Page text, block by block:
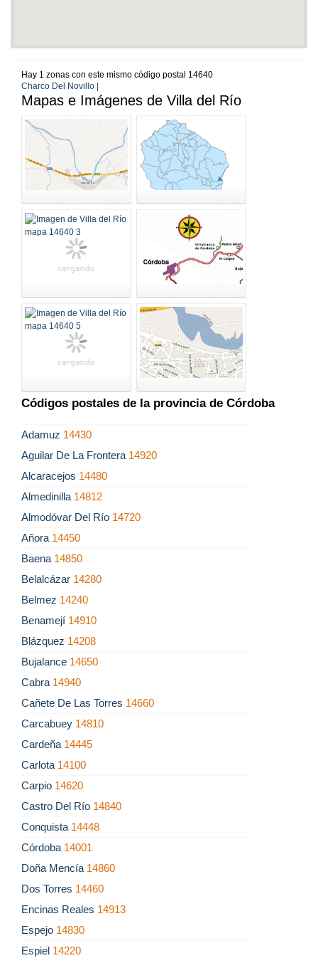
Hay 1 zonas con este mismo código postal 14640
Charco Del Novillo |
Mapas e Imágenes de Villa del Río
Códigos postales de la provincia de Córdoba
Adamuz 14430
Aguilar De La Frontera 14920
Alcaracejos 14480
Almedinilla 14812
Almodóvar Del Río 14720
Añora 14450
Baena 14850
Belalcázar 14280
Belmez 14240
Benamejí 14910
Blázquez 14208
Bujalance 14650
Cabra 14940
Cañete De Las Torres 14660
Carcabuey 14810
Cardeña 14445
Carlota 14100
Carpio 14620
Castro Del Río 14840
Conquista 14448
Córdoba 14001
Doña Mencía 14860
Dos Torres 14460
Encinas Reales 14913
Espejo 14830
Espiel 14220